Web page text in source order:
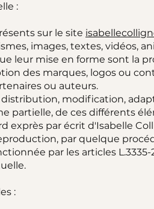
:
sur le site
images, textes, vidéos,
leur mise en forme sont la
des marques, logos ou
ou auteurs.
modification,
partielle, de ces différents
exprès par écrit d'Isabelle
par quelque
par les articles
: